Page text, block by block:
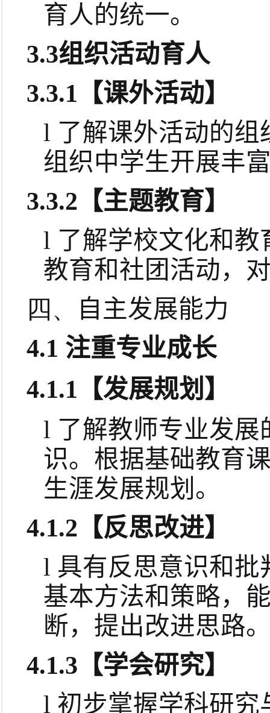
育人的统一。
3.3组织活动育人
3.3.1 【课外活动】
l 了解课外活动的
组织中学生开展丰
3.3.2 【主题教育】
l 了解学校文化和
教育和社团活动，
四、
自主发展能力
4.1 注重专业成长
4.1.1 【发展规划】
l 了解教师专业发
识。根据基础教育
生涯发展规划。
4.1.2 【反思改进】
l 具有反思意识和
基本方法和策略，
断，提出改进思路
4.1.3 【学会研究】
l 初步掌握学科研